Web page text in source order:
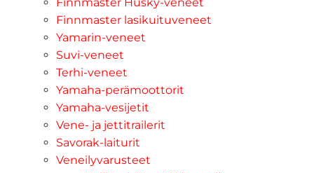
Finnmaster lasikuituveneet
Yamarin-veneet
Suvi-veneet
Terhi-veneet
Yamaha-perämoottorit
Yamaha-vesijetit
Vene- ja jettitrailerit
Savorak-laiturit
Veneilyvarusteet